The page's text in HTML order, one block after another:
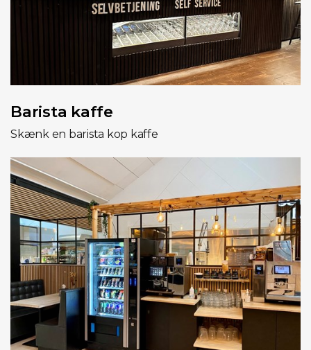
Barista kaffe
Skænk en barista kop kaffe